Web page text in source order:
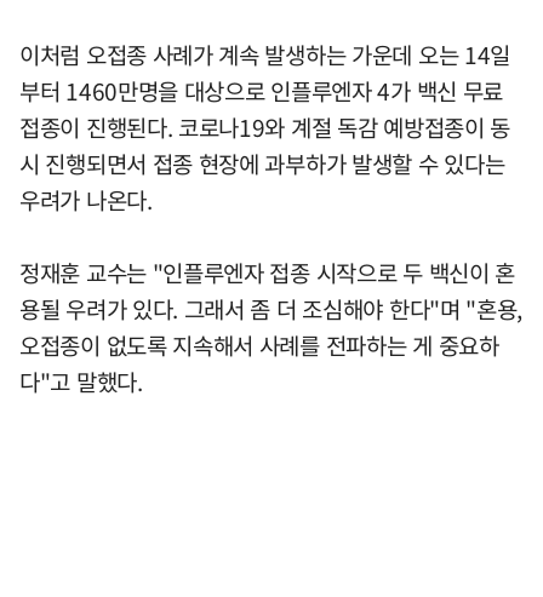
이처럼 오접종 사례가 계속 발생하는 가운데 오는 14일
부터 1460만명을 대상으로 인플루엔자 4가 백신 무료
접종이 진행된다. 코로나19와 계절 독감 예방접종이 동
시 진행되면서 접종 현장에 과부하가 발생할 수 있다는
우려가 나온다.
정재훈 교수는 "인플루엔자 접종 시작으로 두 백신이 혼
용될 우려가 있다. 그래서 좀 더 조심해야 한다"며 "혼용,
오접종이 없도록 지속해서 사례를 전파하는 게 중요하
다"고 말했다.